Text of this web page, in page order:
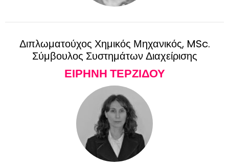
Διπλωματούχος Χημικός Μηχανικός, MSc.
Σύμβουλος Συστημάτων Διαχείρισης
ΕΙΡΗΝΗ ΤΕΡΖΙΔΟΥ